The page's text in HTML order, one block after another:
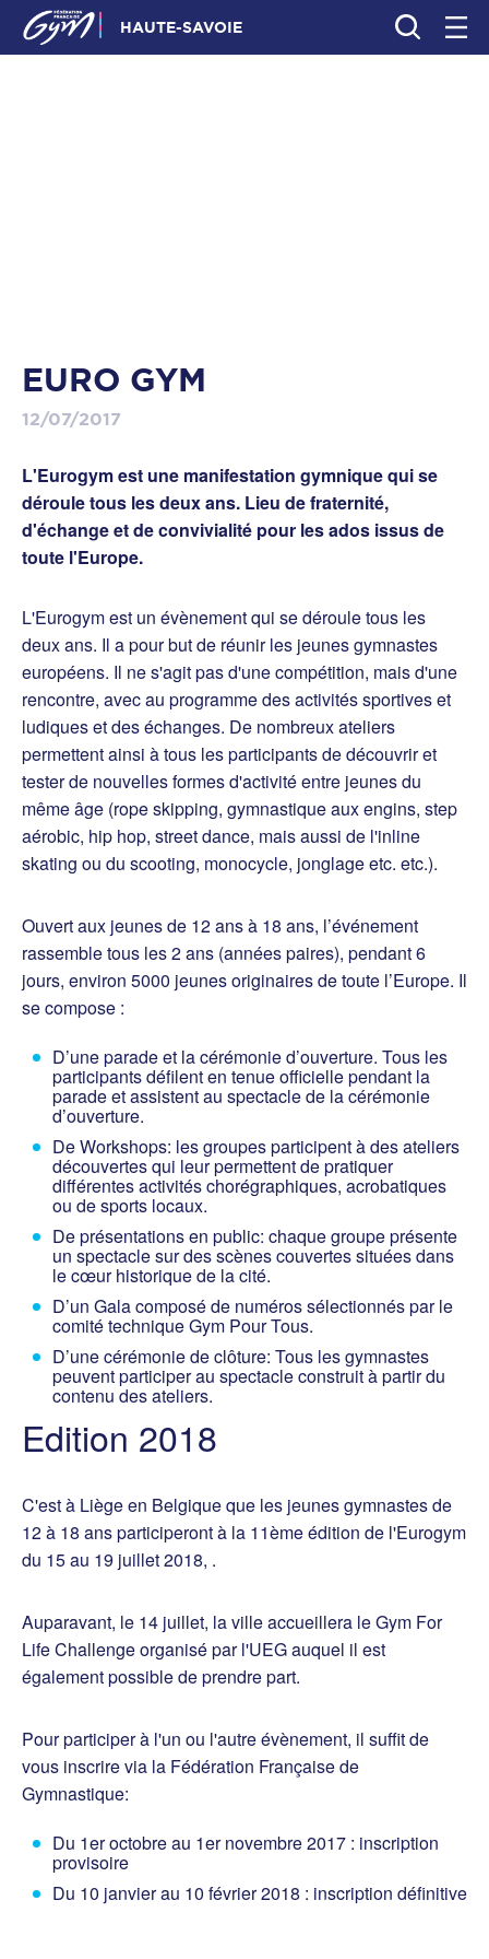
HAUTE-SAVOIE
EURO GYM
12/07/2017
L'Eurogym est une manifestation gymnique qui se
déroule tous les deux ans. Lieu de fraternité,
d'échange et de convivialité pour les ados issus de
toute l'Europe.
L'Eurogym est un évènement qui se déroule tous les
deux ans. Il a pour but de réunir les jeunes gymnastes
européens. Il ne s'agit pas d'une compétition, mais d'une
rencontre, avec au programme des activités sportives et
ludiques et des échanges. De nombreux ateliers
permettent ainsi à tous les participants de découvrir et
tester de nouvelles formes d'activité entre jeunes du
même âge (rope skipping, gymnastique aux engins, step
aérobic, hip hop, street dance, mais aussi de l'inline
skating ou du scooting, monocycle, jonglage etc. etc.).
Ouvert aux jeunes de 12 ans à 18 ans, l’événement
rassemble tous les 2 ans (années paires), pendant 6
jours, environ 5000 jeunes originaires de toute l’Europe. Il
se compose :
D’une parade et la cérémonie d’ouverture. Tous les
participants défilent en tenue officielle pendant la
parade et assistent au spectacle de la cérémonie
d’ouverture.
De Workshops: les groupes participent à des ateliers
découvertes qui leur permettent de pratiquer
différentes activités chorégraphiques, acrobatiques
ou de sports locaux.
De présentations en public: chaque groupe présente
un spectacle sur des scènes couvertes situées dans
le cœur historique de la cité.
D’un Gala composé de numéros sélectionnés par le
comité technique Gym Pour Tous.
D’une cérémonie de clôture: Tous les gymnastes
peuvent participer au spectacle construit à partir du
contenu des ateliers.
Edition 2018
C'est à Liège en Belgique que les jeunes gymnastes de
12 à 18 ans participeront à la 11ème édition de l'Eurogym
du 15 au 19 juillet 2018, .
Auparavant, le 14 juillet, la ville accueillera le Gym For
Life Challenge organisé par l'UEG auquel il est
également possible de prendre part.
Pour participer à l'un ou l'autre évènement, il suffit de
vous inscrire via la Fédération Française de
Gymnastique:
Du 1er octobre au 1er novembre 2017 : inscription
provisoire
Du 10 janvier au 10 février 2018 : inscription définitive